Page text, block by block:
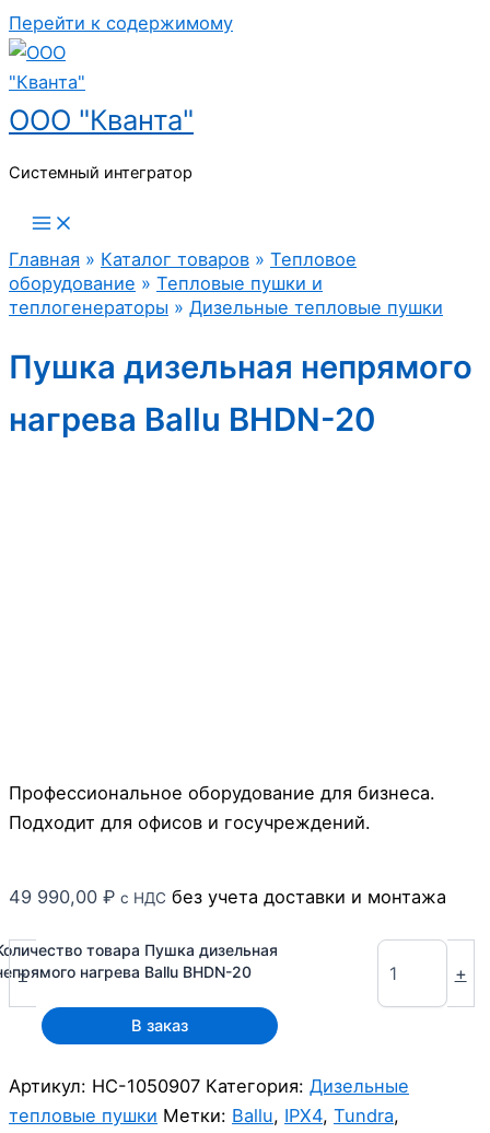
Перейти к содержимому
ООО "Кванта"
Системный интегратор
Главная » Каталог товаров » Тепловое
оборудование » Тепловые пушки и
теплогенераторы » Дизельные тепловые пушки
Пушка дизельная непрямого
нагрева Ballu BHDN-20
Профессиональное оборудование для бизнеса.
Подходит для офисов и госучреждений.
49 990,00 ₽ с НДС без учета доставки и монтажа
-
товара Пушка дизельная
нагрева Ballu BHDN-20
+
В заказ
Артикул: НС-1050907 Категория: Дизельные
тепловые пушки Метки: Ballu, IPX4, Tundra,